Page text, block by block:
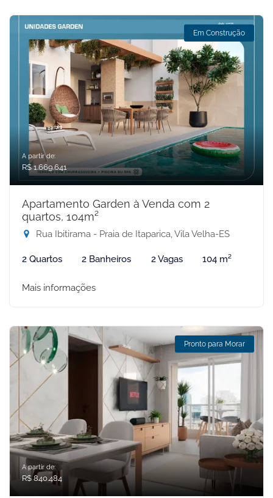
Em Construção
A partir de:
R$ 1.669.641
Apartamento Garden à Venda com 2
quartos, 104m²
Rua Ibitirama - Praia de Itaparica, Vila Velha-ES
2 Quartos 2 Banheiros 2 Vagas 104 m²
Mais informações
Pronto para Morar
A partir de:
R$ 840.484